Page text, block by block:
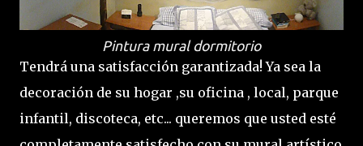
Pintura mural dormitorio
Tendrá una satisfacción garantizada! Ya sea la
decoración de su hogar ,su oficina , local, parque
infantil, discoteca, etc... queremos que usted esté